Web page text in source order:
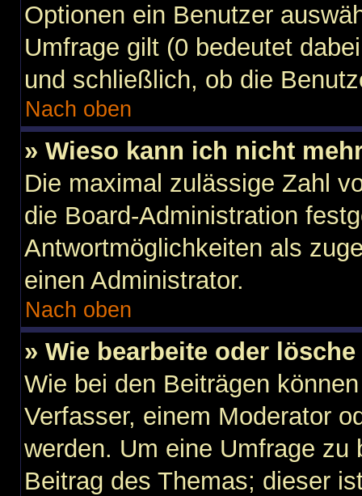
Optionen ein Benutzer
Umfrage gilt (0 bedeutet
und schließlich, ob die
Nach oben
» Wieso kann ich nicht
Die maximal zulässige Zahl
die Board-Administration
Antwortmöglichkeiten als
einen Administrator.
Nach oben
» Wie bearbeite oder
Wie bei den Beiträgen
Verfasser, einem Moderator
werden. Um eine Umfrage zu
Beitrag des Themas; dieser